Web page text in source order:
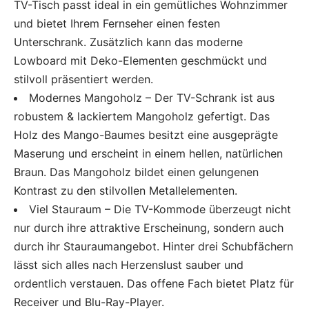
TV-Tisch passt ideal in ein gemütliches Wohnzimmer
und bietet Ihrem Fernseher einen festen
Unterschrank. Zusätzlich kann das moderne
Lowboard mit Deko-Elementen geschmückt und
stilvoll präsentiert werden.
Modernes Mangoholz – Der TV-Schrank ist aus
robustem & lackiertem Mangoholz gefertigt. Das
Holz des Mango-Baumes besitzt eine ausgeprägte
Maserung und erscheint in einem hellen, natürlichen
Braun. Das Mangoholz bildet einen gelungenen
Kontrast zu den stilvollen Metallelementen.
Viel Stauraum – Die TV-Kommode überzeugt nicht
nur durch ihre attraktive Erscheinung, sondern auch
durch ihr Stauraumangebot. Hinter drei Schubfächern
lässt sich alles nach Herzenslust sauber und
ordentlich verstauen. Das offene Fach bietet Platz für
Receiver und Blu-Ray-Player.